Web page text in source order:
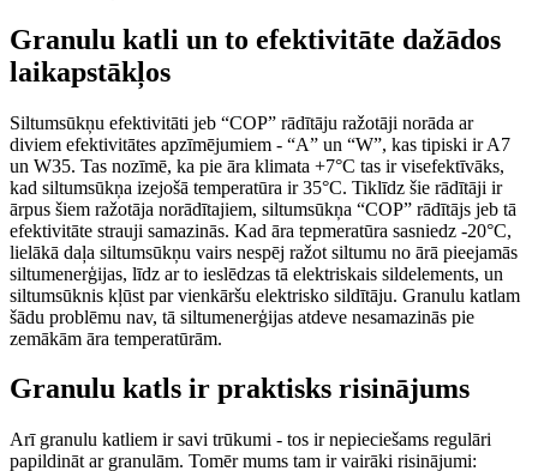
Granulu katli un to efektivitāte dažādos
laikapstākļos
Siltumsūkņu efektivitāti jeb “COP” rādītāju ražotāji norāda ar
diviem efektivitātes apzīmējumiem - “A” un “W”, kas tipiski ir A7
un W35. Tas nozīmē, ka pie āra klimata +7°C tas ir visefektīvāks,
kad siltumsūkņa izejošā temperatūra ir 35°C. Tiklīdz šie rādītāji ir
ārpus šiem ražotāja norādītajiem, siltumsūkņa “COP” rādītājs jeb tā
efektivitāte strauji samazinās. Kad āra tepmeratūra sasniedz -20°C,
lielākā daļa siltumsūkņu vairs nespēj ražot siltumu no ārā pieejamās
siltumenerģijas, līdz ar to ieslēdzas tā elektriskais sildelements, un
siltumsūknis kļūst par vienkāršu elektrisko sildītāju. Granulu katlam
šādu problēmu nav, tā siltumenerģijas atdeve nesamazinās pie
zemākām āra temperatūrām.
Granulu katls ir praktisks risinājums
Arī granulu katliem ir savi trūkumi - tos ir nepieciešams regulāri
papildināt ar granulām. Tomēr mums tam ir vairāki risinājumi: